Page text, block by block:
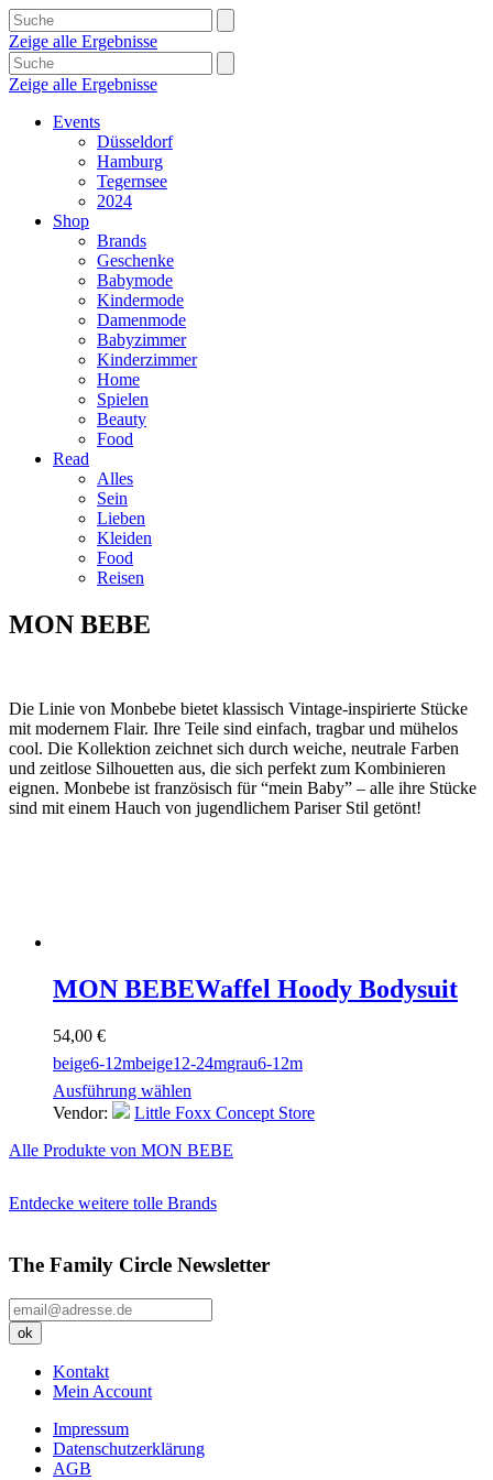
Zeige alle Ergebnisse
Zeige alle Ergebnisse
Events
Düsseldorf
Hamburg
Tegernsee
2024
Shop
Brands
Geschenke
Babymode
Kindermode
Damenmode
Babyzimmer
Kinderzimmer
Home
Spielen
Beauty
Food
Read
Alles
Sein
Lieben
Kleiden
Food
Reisen
MON BEBE
Die Linie von Monbebe bietet klassisch Vintage-inspirierte Stücke
mit modernem Flair. Ihre Teile sind einfach, tragbar und mühelos
cool. Die Kollektion zeichnet sich durch weiche, neutrale Farben
und zeitlose Silhouetten aus, die sich perfekt zum Kombinieren
eignen. Monbebe ist französisch für “mein Baby” – alle ihre Stücke
sind mit einem Hauch von jugendlichem Pariser Stil getönt!
MON BEBEWaffel Hoody Bodysuit
54,00 €
beige6-12mbeige12-24mgrau6-12m
Ausführung wählen
Vendor:
Little Foxx Concept Store
Alle Produkte von MON BEBE
Entdecke weitere tolle Brands
The Family Circle Newsletter
Kontakt
Mein Account
Impressum
Datenschutzerklärung
AGB